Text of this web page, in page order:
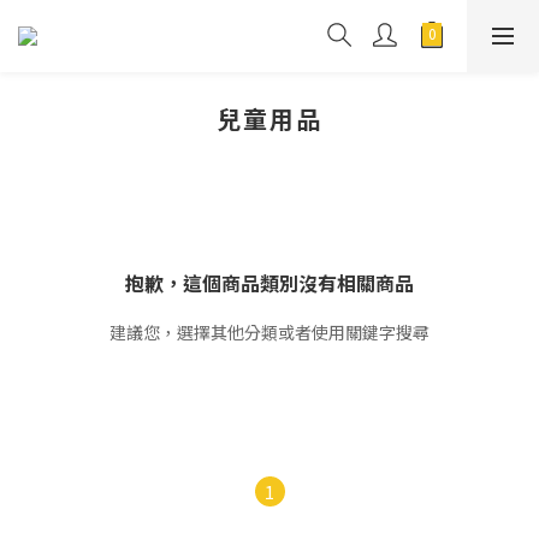
兒童用品
抱歉，這個商品類別沒有相關商品
建議您，選擇其他分類或者使用關鍵字搜尋
1